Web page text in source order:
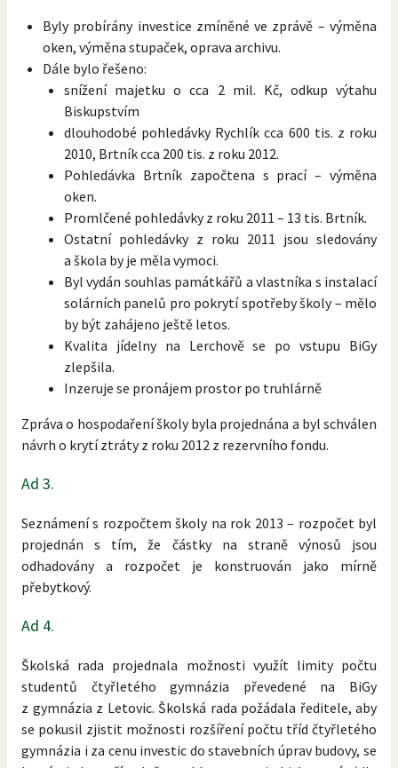
Byly probírány investice zmíněné ve zprávě – výměna
oken, výměna stupaček, oprava archivu.
Dále bylo řešeno:
snížení majetku o cca 2 mil. Kč, odkup výtahu
Biskupstvím
dlouhodobé pohledávky Rychlík cca 600 tis. z roku
2010, Brtník cca 200 tis. z roku 2012.
Pohledávka Brtník započtena s prací – výměna
oken.
Promlčené pohledávky z roku 2011 – 13 tis. Brtník.
Ostatní pohledávky z roku 2011 jsou sledovány
a škola by je měla vymoci.
Byl vydán souhlas památkářů a vlastníka s instalací
solárních panelů pro pokrytí spotřeby školy – mělo
by být zahájeno ještě letos.
Kvalita jídelny na Lerchově se po vstupu BiGy
zlepšila.
Inzeruje se pronájem prostor po truhlárně
Zpráva o hospodaření školy byla projednána a byl schválen
návrh o krytí ztráty z roku 2012 z rezervního fondu.
Ad 3.
Seznámení s rozpočtem školy na rok 2013 – rozpočet byl
projednán s tím, že částky na straně výnosů jsou
odhadovány a rozpočet je konstruován jako mírně
přebytkový.
Ad 4.
Školská rada projednala možnosti využít limity počtu
studentů čtyřletého gymnázia převedené na BiGy
z gymnázia z Letovic. Školská rada požádala ředitele, aby
se pokusil zjistit možnosti rozšíření počtu tříd čtyřletého
gymnázia i za cenu investic do stavebních úprav budovy, se